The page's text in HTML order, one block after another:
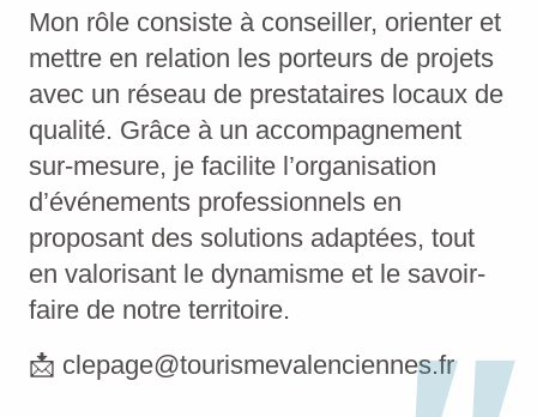
Mon rôle consiste à conseiller, orienter et
mettre en relation les porteurs de projets
avec un réseau de prestataires locaux de
qualité. Grâce à un accompagnement
sur-mesure, je facilite l’organisation
d’événements professionnels en
proposant des solutions adaptées, tout
en valorisant le dynamisme et le savoir-
faire de notre territoire.
📩 clepage@tourismevalenciennes.fr